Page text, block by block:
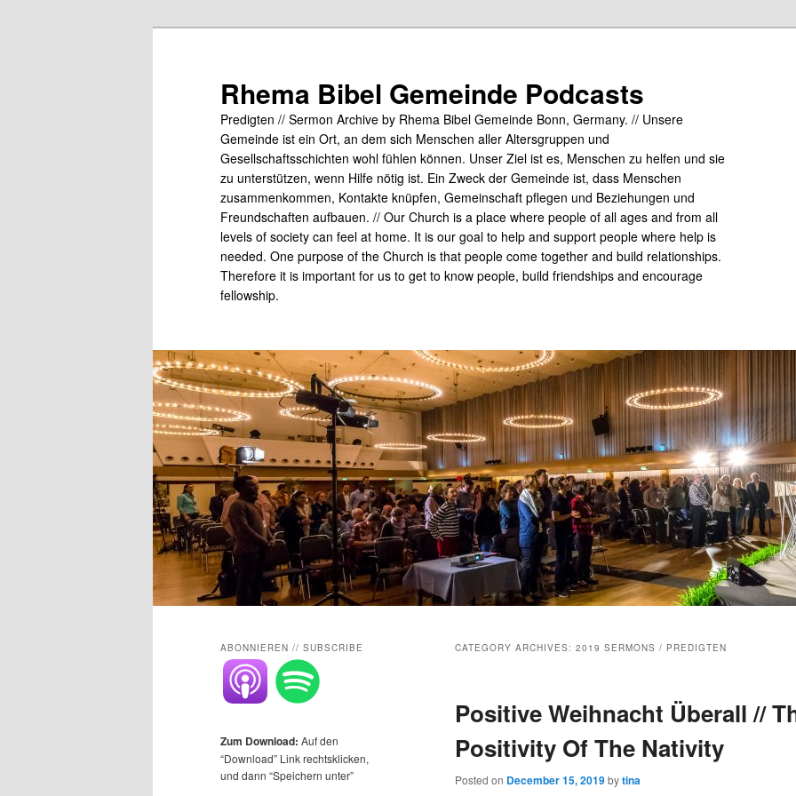
Rhema Bibel Gemeinde Podcasts
Predigten // Sermon Archive by Rhema Bibel Gemeinde Bonn, Germany. // Unsere
Gemeinde ist ein Ort, an dem sich Menschen aller Altersgruppen und
Gesellschaftsschichten wohl fühlen können. Unser Ziel ist es, Menschen zu helfen und sie
zu unterstützen, wenn Hilfe nötig ist. Ein Zweck der Gemeinde ist, dass Menschen
zusammenkommen, Kontakte knüpfen, Gemeinschaft pflegen und Beziehungen und
Freundschaften aufbauen. // Our Church is a place where people of all ages and from all
levels of society can feel at home. It is our goal to help and support people where help is
needed. One purpose of the Church is that people come together and build relationships.
Therefore it is important for us to get to know people, build friendships and encourage
fellowship.
CATEGORY ARCHIVES: 2019 SERMONS / PREDIGTEN
Positive Weihnacht Überall //
Positivity Of The Nativity
Posted on December 15, 2019bytina
ABONNIEREN // SUBSCRIBE
Zum Download: Auf den
“Download” Link rechtsklicken,
und dann “Speichern unter”